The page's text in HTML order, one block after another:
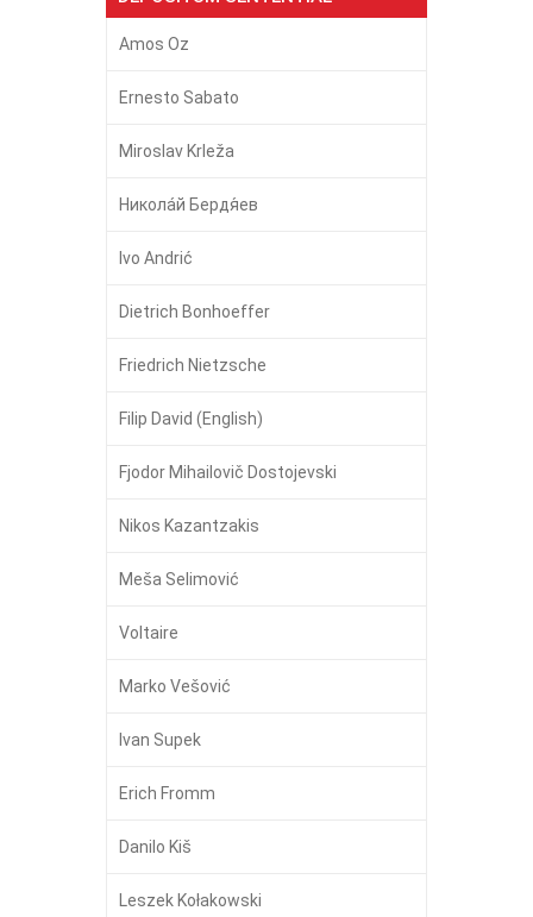
Amos Oz
Ernesto Sabato
Miroslav Krleža
Никола́й Бердя́ев
Ivo Andrić
Dietrich Bonhoeffer
Friedrich Nietzsche
Filip David (English)
Fjodor Mihailovič Dostojevski
Nikos Kazantzakis
Meša Selimović
Voltaire
Marko Vešović
Ivan Supek
Erich Fromm
Danilo Kiš
Leszek Kołakowski